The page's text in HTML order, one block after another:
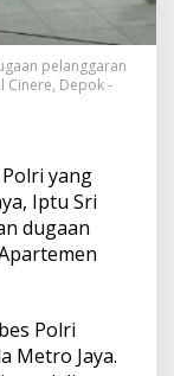
pelanggaran
Cinere, Depok -
yang
Iptu Sri
dugaan
Polri
Metro Jaya.